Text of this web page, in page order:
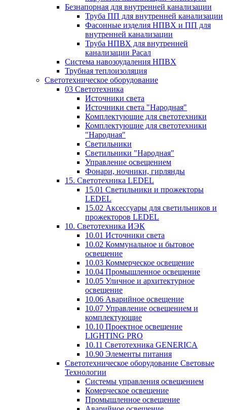
Безнапорная для внутренней канализации
Труба ПП для внутренней канализации
Фасонные изделия НПВХ и ПП для
внутренней канализации
Труба НПВХ для внутренней
канализации Расал
Система навозоудаления НПВХ
Трубная теплоизоляция
Светотехническое оборудование
03 Светотехника
Источники света
Источники света "Народная"
Комплектующие для светотехники
Комплектующие для светотехники
"Народная"
Светильники
Светильники "Народная"
Управление освещением
Фонари, ночники, гирлянды
15. Светотехника LEDEL
15.01 Светильники и прожекторы
LEDEL
15.02 Аксессуары для светильников и
прожекторов LEDEL
10. Светотехника ИЭК
10.01 Источники света
10.02 Коммунальное и бытовое
освещение
10.03 Коммерческое освещение
10.04 Промышленное освещение
10.05 Уличное и архитектурное
освещение
10.06 Аварийное освещение
10.07 Управление освещением и
комплектующие
10.10 Проектное освещение
LIGHTING PRO
10.11 Светотехника GENERICA
10.90 Элементы питания
Светотехническое оборудование Световые
Технологии
Системы управления освещением
Комерческое освещение
Промышленное освещение